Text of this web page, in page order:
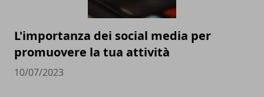
L'importanza dei social media per
promuovere la tua attività
10/07/2023